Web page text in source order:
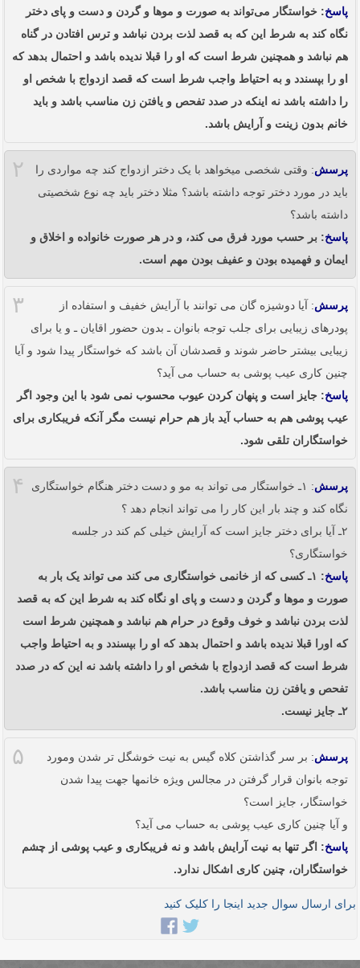
پاسخ: خواستگار می‌تواند به صورت و موها و گردن و دست و پای دختر
نگاه کند به شرط این که به قصد لذت بردن نباشد و ترس افتادن در گناه
هم نباشد و همچنین شرط است که او را قبلا ندیده باشد و احتمال بدهد که
او را بپسندد و به احتیاط واجب شرط است که قصد ازدواج با شخص او
را داشته باشد نه اینکه در صدد تفحص و یافتن زن مناسب باشد و باید
خانم بدون زینت و آرایش باشد.
۲ پرسش: وقتی شخصی میخواهد با یک دختر ازدواج کند چه مواردی را
باید در مورد دختر توجه داشته باشد؟ مثلا دختر باید چه نوع شخصیتی
داشته باشد؟
پاسخ: بر حسب مورد فرق می کند، و در هر صورت خانواده و اخلاق و
ایمان و فهمیده بودن و عفیف بودن مهم است.
۳ پرسش: آیا دوشیزه گان می توانند با آرایش خفیف و استفاده از
پودرهای زیبایی برای جلب توجه بانوان ـ بدون حضور اقایان ـ و یا برای
زیبایی بیشتر حاضر شوند و قصدشان آن باشد که خواستگار پیدا شود و آیا
چنین کاری عیب پوشی به حساب می آید؟
پاسخ: جایز است و پنهان کردن عیوب محسوب نمی شود با این وجود اگر
عیب پوشی هم به حساب آید باز هم حرام نیست مگر آنکه فریبکاری برای
خواستگاران تلقی شود.
۴ پرسش
: ۱ـ خواستگار می تواند به مو و دست دختر هنگام خواستگاری
نگاه کند و چند بار این کار را می تواند انجام دهد ؟
۲ـ آیا برای دختر جایز است که آرایش خیلی کم کند در جلسه
خواستگاری؟
پاسخ
: ۱ـ کسی که از خانمی خواستگاری می کند می تواند یک بار به
صورت و موها و گردن و دست و پای او نگاه کند به شرط این که به قصد
لذت بردن نباشد و خوف وقوع در حرام هم نباشد و همچنین شرط است
که اورا قبلا ندیده باشد و احتمال بدهد که او را بپسندد و به احتیاط واجب
شرط است که قصد ازدواج با شخص او را داشته باشد نه این که در صدد
تفحص و یافتن زن مناسب باشد.
۲ـ جایز نیست.
۵ پرسش: بر سر گذاشتن کلاه گیس به نیت خوشگل تر شدن ومورد
توجه بانوان قرار گرفتن در مجالس ویژه خانمها جهت پیدا شدن
خواستگار، جایز است؟
و آیا چنین کاری عیب پوشی به حساب می آید؟
پاسخ: اگر تنها به نیت آرایش باشد و نه فریبکاری و عیب پوشی از چشم
خواستگاران، چنین کاری اشکال ندارد.
برای ارسال سوال جدید اینجا را کلیک کنید